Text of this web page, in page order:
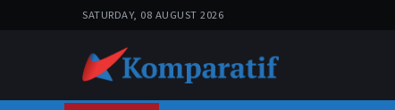
SATURDAY, 08 AUGUST 2026